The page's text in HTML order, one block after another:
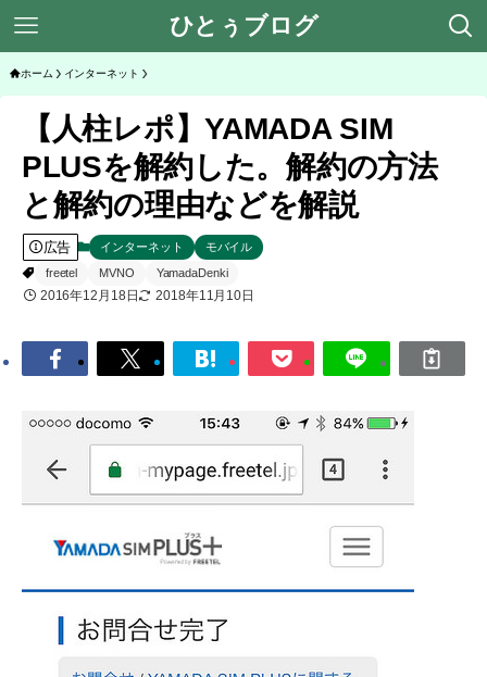
ひとぅブログ
ホーム インターネット
【人柱レポ】YAMADA SIM
PLUSを解約した。解約の方法
と解約の理由などを解説
広告 インターネット
モバイル
freetel
MVNO YamadaDenki
2016年12月18日 2018年11月10日